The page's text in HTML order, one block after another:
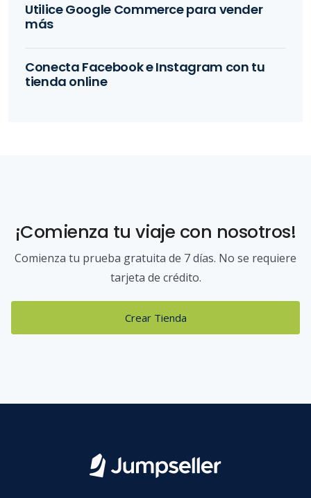
Utilice Google Commerce para vender
más
Conecta Facebook e Instagram con tu
tienda online
¡Comienza tu viaje con nosotros!
Comienza tu prueba gratuita de 7 días. No se requiere
tarjeta de crédito.
Crear Tienda